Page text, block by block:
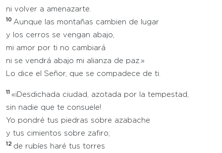
ni volver a amenazarte.
10 Aunque las montañas cambien de lugar
y los cerros se vengan abajo,
mi amor por ti no cambiará
ni se vendrá abajo mi alianza de paz.»
Lo dice el Señor, que se compadece de ti.
11 «¡Desdichada ciudad, azotada por la tempestad,
sin nadie que te consuele!
Yo pondré tus piedras sobre azabache
y tus cimientos sobre zafiro;
12 de rubíes haré tus torres